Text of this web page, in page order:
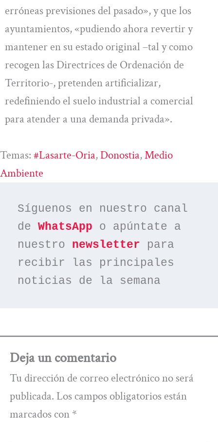
erróneas previsiones del pasado», y que los
ayuntamientos, «pudiendo ahora revertir y
mantener en su estado original –tal y como
recogen las Directrices de Ordenación de
Territorio-, pretenden artificializar,
redefiniendo el suelo industrial a comercial
para atender a una demanda privada».
Temas: #Lasarte-Oria, Donostia, Medio
Ambiente
Síguenos en nuestro canal
de WhatsApp o apúntate a
nuestro newsletter para
recibir las principales
noticias de la semana
Deja un comentario
Tu dirección de correo electrónico no será
publicada. Los campos obligatorios están
marcados con *